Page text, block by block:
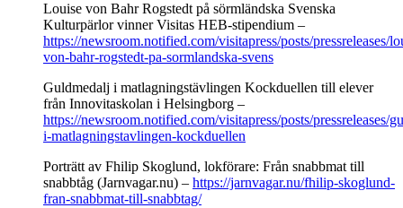
Louise von Bahr Rogstedt på sörmländska Svenska
Kulturpärlor vinner Visitas HEB-stipendium –
https://newsroom.notified.com/visitapress/posts/pressreleases/
von-bahr-rogstedt-pa-sormlandska-svens
Guldmedalj i matlagningstävlingen Kockduellen till elever
från Innovitaskolan i Helsingborg –
https://newsroom.notified.com/visitapress/posts/pressreleases/
i-matlagningstavlingen-kockduellen
Porträtt av Fhilip Skoglund, lokförare: Från snabbmat till
snabbtåg (Jarnvagar.nu) – https://jarnvagar.nu/fhilip-skoglund-
fran-snabbmat-till-snabbtag/